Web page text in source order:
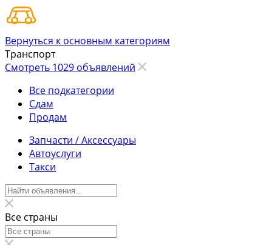
Вернуться к основным категориям
Транспорт
Смотреть 1029 объявлений
Все подкатегории
Сдам
Продам
Запчасти / Аксессуары
Автоуслуги
Такси
Все страны